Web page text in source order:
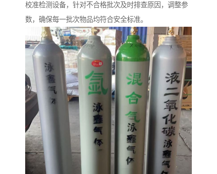
校准检测设备，针对不合格批次及时排查原因，调整参
数，确保每一批次物品均符合安全标准。